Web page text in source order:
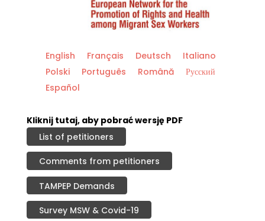
English Français Deutsch
Italiano
Polski
Português Română
Русский
Español
Kliknij tutaj, aby pobrać wersję PDF
List of petitioners
Comments from petitioners
TAMPEP Demands
Survey MSW & Covid-19